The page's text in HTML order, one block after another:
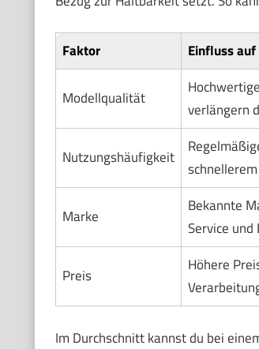
Faktor Einfluss
Modellqualität
verlängern
Nutzungshäufigkeit
Marke
Bekannte
Service
Preis
Höhere
Im Durchschnitt kannst du bei